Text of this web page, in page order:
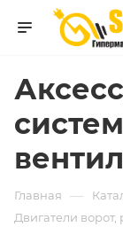
Главная —
Двигатели